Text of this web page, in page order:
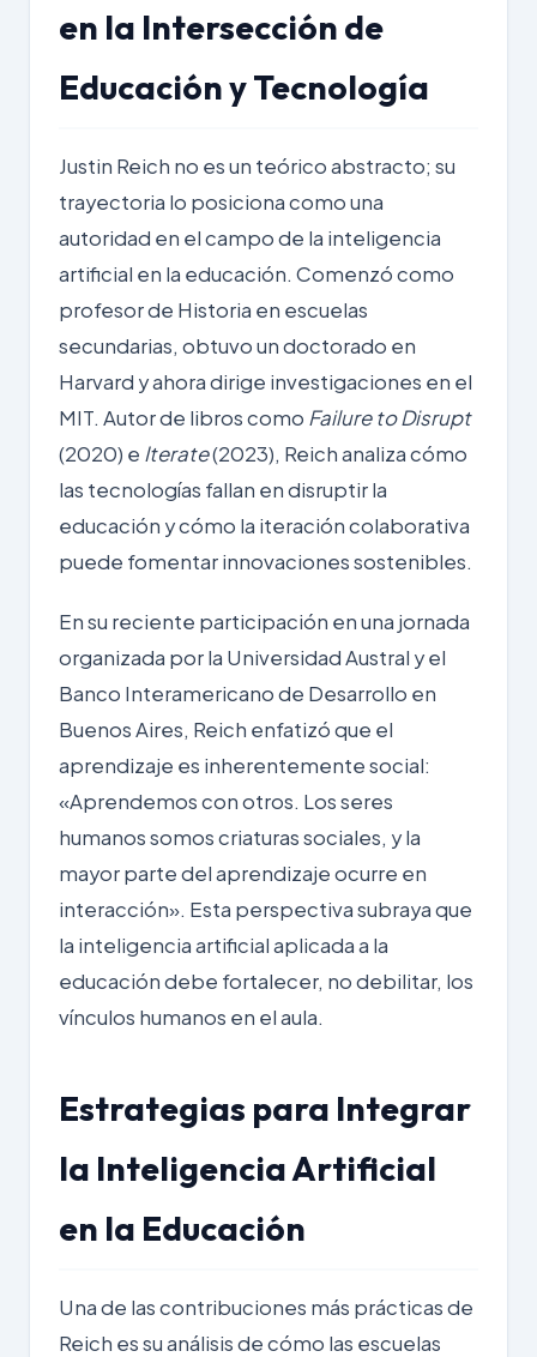
en la Intersección de
Educación y Tecnología
Justin Reich no es un teórico abstracto; su
trayectoria lo posiciona como una
autoridad en el campo de la inteligencia
artificial en la educación. Comenzó como
profesor de Historia en escuelas
secundarias, obtuvo un doctorado en
Harvard y ahora dirige investigaciones en el
MIT. Autor de libros como Failure to Disrupt
(2020) e Iterate(2023), Reich analiza cómo
las tecnologías fallan en disruptir la
educación y cómo la iteración colaborativa
puede fomentar innovaciones sostenibles.
En su reciente participación en una jornada
organizada por la Universidad Austral y el
Banco Interamericano de Desarrollo en
Buenos Aires, Reich enfatizó que el
aprendizaje es inherentemente social:
«Aprendemos con otros. Los seres
humanos somos criaturas sociales, y la
mayor parte del aprendizaje ocurre en
interacción». Esta perspectiva subraya que
la inteligencia artificial aplicada a la
educación debe fortalecer, no debilitar, los
vínculos humanos en el aula.
Estrategias para Integrar
la Inteligencia Artificial
en la Educación
Una de las contribuciones más prácticas de
Reich es su análisis de cómo las escuelas